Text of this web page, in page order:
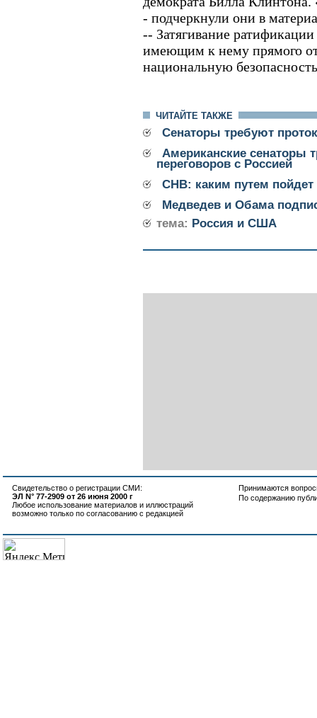
- подчеркнули они в
-- Затягивание
имеющим к нему прямого
национальную
ЧИТАЙТЕ ТАКЖЕ
Сенаторы требуют
Американские сенаторы
переговоров с Россией
СНВ: каким путем
Медведев и Обама
тема: Россия и США
Свидетельство о регистрации СМИ:
ЭЛ N° 77-2909 от 26 июня 2000 г
Любое использование материалов и иллюстраций
возможно только по согласованию с редакцией
Принимаются
По содержанию